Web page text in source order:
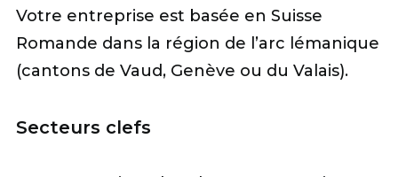
Votre entreprise est basée en Suisse
Romande dans la région de l’arc lémanique
(cantons de Vaud, Genève ou du Valais).
Secteurs clefs